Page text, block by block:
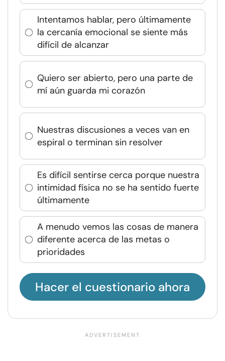
Intentamos hablar, pero últimamente
la cercanía emocional se siente más
difícil de alcanzar
Quiero ser abierto, pero una parte de
mí aún guarda mi corazón
Nuestras discusiones a veces van en
espiral o terminan sin resolver
Es difícil sentirse cerca porque nuestra
intimidad física no se ha sentido fuerte
últimamente
A menudo vemos las cosas de manera
diferente acerca de las metas o
prioridades
Hacer el cuestionario ahora